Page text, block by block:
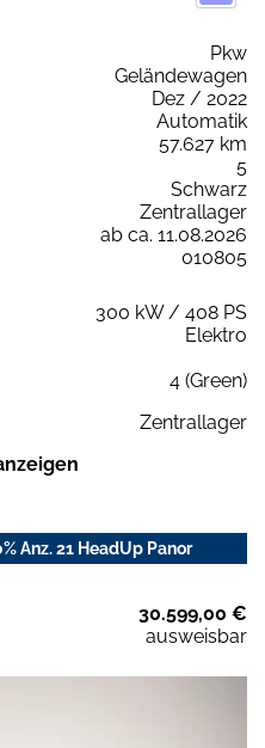
Pkw
Geländewagen
Dez / 2022
Automatik
57.627 km
5
Schwarz
Zentrallager
ab ca. 11.08.2026
010805
300 kW / 408 PS
Elektro
4 (Green)
Zentrallager
Anz. 21 HeadUp Panor
30.599,00 €
ausweisbar